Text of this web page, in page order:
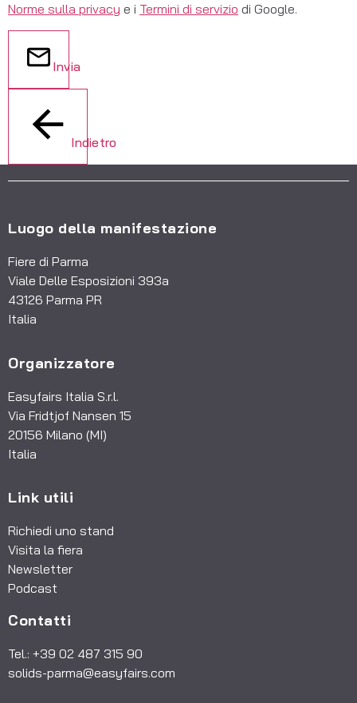
Norme sulla privacy e i Termini di servizio di Google.
Invia
Indietro
Luogo della manifestazione
Fiere di Parma
Viale Delle Esposizioni 393a
43126 Parma PR
Italia
Organizzatore
Easyfairs Italia S.r.l.
Via Fridtjof Nansen 15
20156 Milano (MI)
Italia
Link utili
Richiedi uno stand
Visita la fiera
Newsletter
Podcast
Contatti
Tel.: +39 02 487 315 90
solids-parma@easyfairs.com